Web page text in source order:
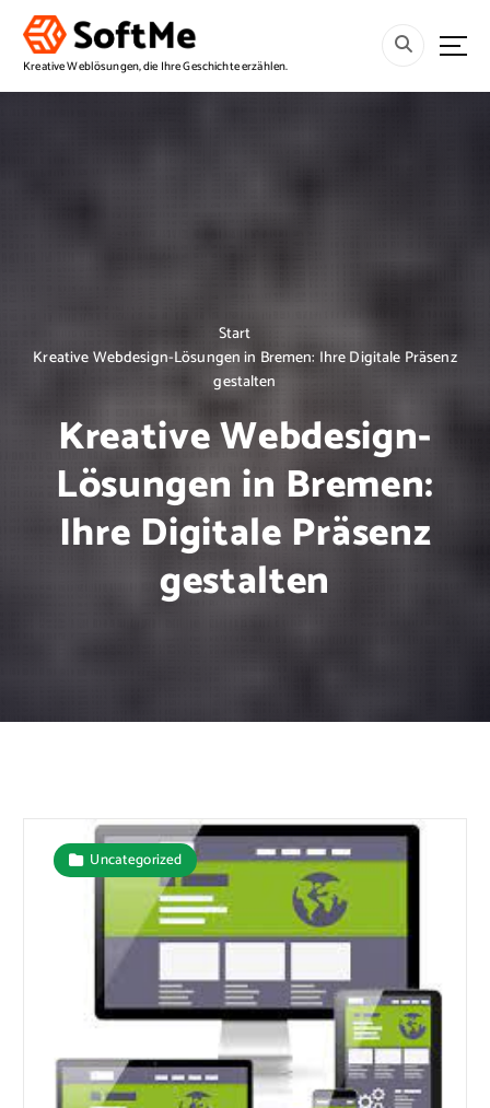
Kreative Weblösungen, die Ihre Geschichte erzählen.
Start
Kreative Webdesign-Lösungen in Bremen: Ihre Digitale Präsenz
gestalten
Kreative Webdesign-
Lösungen in Bremen:
Ihre Digitale Präsenz
gestalten
Uncategorized